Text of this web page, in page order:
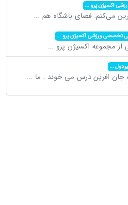
اکسیژن پرو...
می‌کنم. فضای باشگاه هم ...
تخصصی ورزشی اکسیژن پرو...
از مجموعه اکسیژن پرو ...
...
جان افرین درس می خوند . ما ...